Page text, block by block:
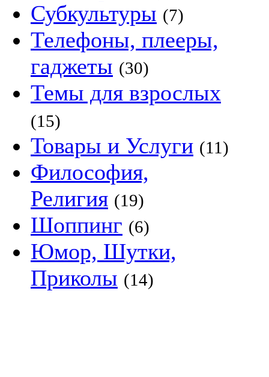
Субкультуры (7)
Телефоны, плееры,
гаджеты (30)
Темы для взрослых
(15)
Товары и Услуги (11)
Философия,
Религия (19)
Шоппинг (6)
Юмор, Шутки,
Приколы (14)